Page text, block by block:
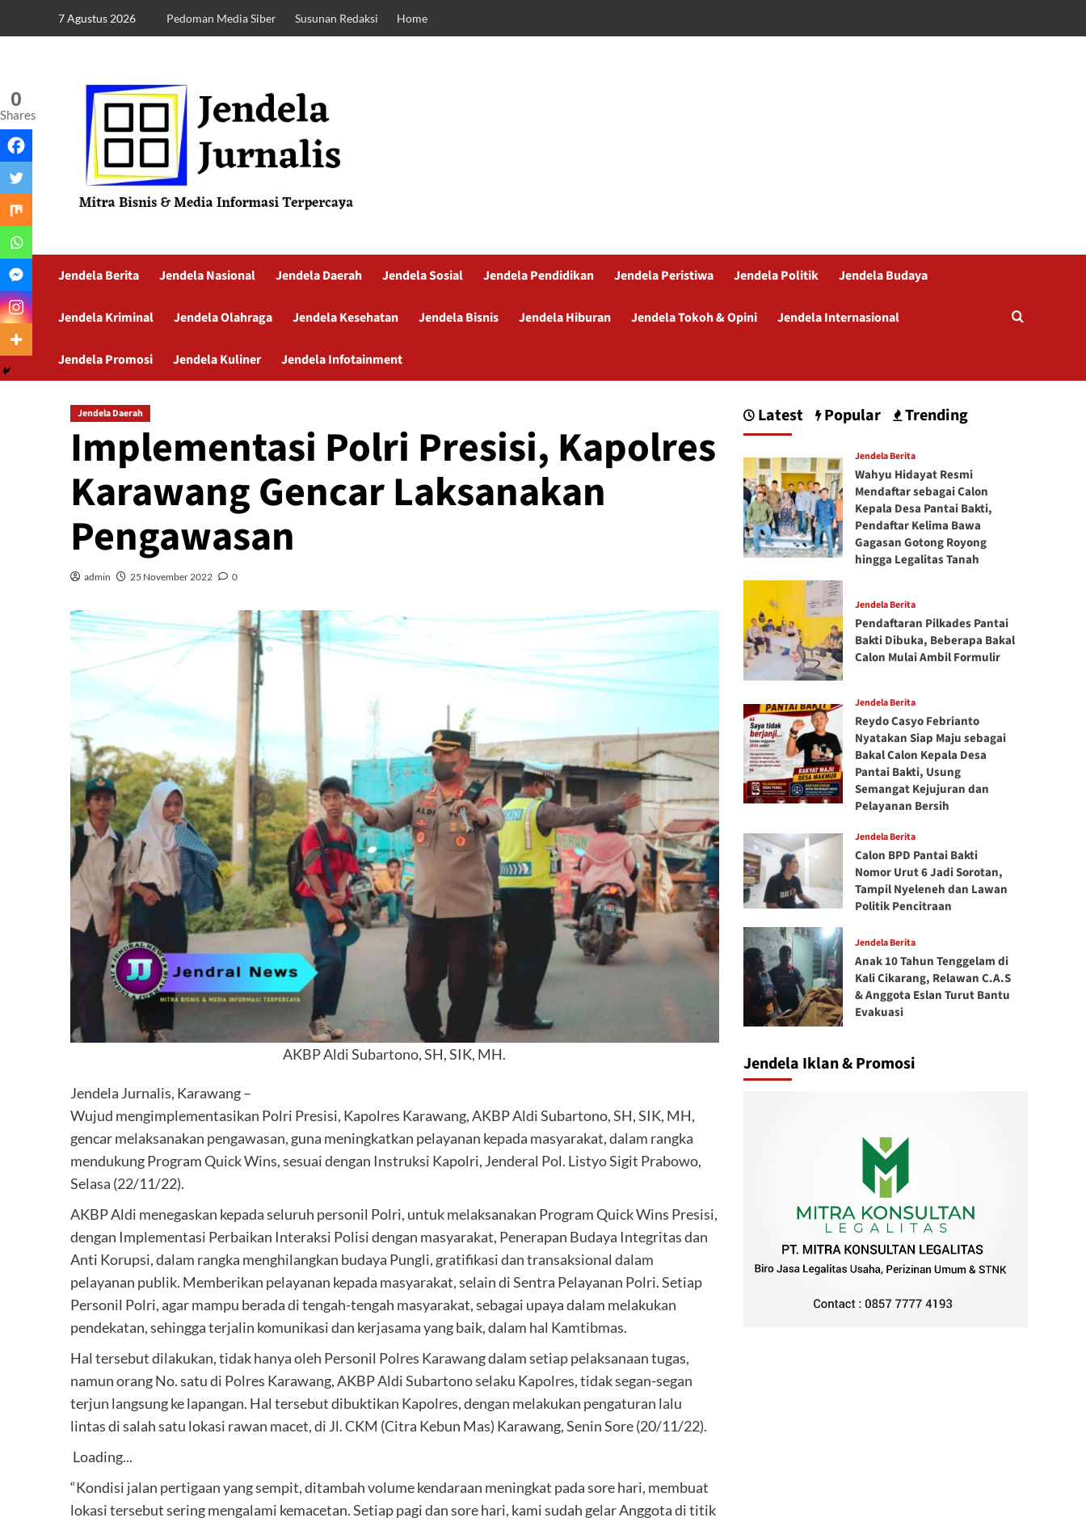
7 Agustus 2026 Pedoman Media Siber Susunan Redaksi Home
Jendela Berita Jendela Nasional Jendela Daerah Jendela Sosial Jendela Pendidikan Jendela Peristiwa Jendela Politik Jendela Budaya
Jendela Kriminal Jendela Olahraga Jendela Kesehatan Jendela Bisnis Jendela Hiburan Jendela Tokoh & Opini Jendela Internasional
Jendela Promosi Jendela Kuliner Jendela Infotainment
Jendela Daerah
Implementasi Polri Presisi, Kapolres
Karawang Gencar Laksanakan
Pengawasan
admin 25 November 2022 0
AKBP Aldi Subartono, SH, SIK, MH.
Jendela Jurnalis, Karawang –
Wujud mengimplementasikan Polri Presisi, Kapolres Karawang, AKBP Aldi Subartono, SH, SIK, MH,
gencar melaksanakan pengawasan, guna meningkatkan pelayanan kepada masyarakat, dalam rangka
mendukung Program Quick Wins, sesuai dengan Instruksi Kapolri, Jenderal Pol. Listyo Sigit Prabowo,
Selasa (22/11/22).
AKBP Aldi menegaskan kepada seluruh personil Polri, untuk melaksanakan Program Quick Wins Presisi,
dengan Implementasi Perbaikan Interaksi Polisi dengan masyarakat, Penerapan Budaya Integritas dan
Anti Korupsi, dalam rangka menghilangkan budaya Pungli, gratifikasi dan transaksional dalam
pelayanan publik. Memberikan pelayanan kepada masyarakat, selain di Sentra Pelayanan Polri. Setiap
Personil Polri, agar mampu berada di tengah-tengah masyarakat, sebagai upaya dalam melakukan
pendekatan, sehingga terjalin komunikasi dan kerjasama yang baik, dalam hal Kamtibmas.
Hal tersebut dilakukan, tidak hanya oleh Personil Polres Karawang dalam setiap pelaksanaan tugas,
namun orang No. satu di Polres Karawang, AKBP Aldi Subartono selaku Kapolres, tidak segan-segan
terjun langsung ke lapangan. Hal tersebut dibuktikan Kapolres, dengan melakukan pengaturan lalu
lintas di salah satu lokasi rawan macet, di Jl. CKM (Citra Kebun Mas) Karawang, Senin Sore (20/11/22).
Loading...
“Kondisi jalan pertigaan yang sempit, ditambah volume kendaraan meningkat pada sore hari, membuat
lokasi tersebut sering mengalami kemacetan. Setiap pagi dan sore hari, kami sudah gelar Anggota di titik
0
Shares
Latest Popular Trending
Jendela Berita
Wahyu Hidayat Resmi
Mendaftar sebagai Calon
Kepala Desa Pantai Bakti,
Pendaftar Kelima Bawa
Gagasan Gotong Royong
hingga Legalitas Tanah
Jendela Berita
Pendaftaran Pilkades Pantai
Bakti Dibuka, Beberapa Bakal
Calon Mulai Ambil Formulir
Jendela Berita
Reydo Casyo Febrianto
Nyatakan Siap Maju sebagai
Bakal Calon Kepala Desa
Pantai Bakti, Usung
Semangat Kejujuran dan
Pelayanan Bersih
Jendela Berita
Calon BPD Pantai Bakti
Nomor Urut 6 Jadi Sorotan,
Tampil Nyeleneh dan Lawan
Politik Pencitraan
Jendela Berita
Anak 10 Tahun Tenggelam di
Kali Cikarang, Relawan C.A.S
& Anggota Eslan Turut Bantu
Evakuasi
Jendela Iklan & Promosi